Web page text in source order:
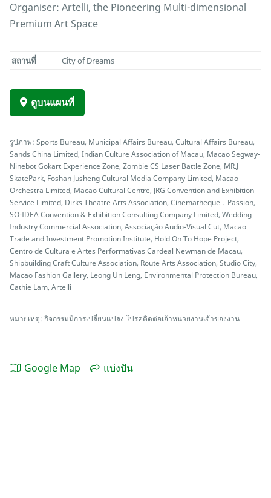
Organiser: Artelli, the Pioneering Multi-dimensional
Premium Art Space
สถานที่ City of Dreams
ดูบนแผนที่
รูปภาพ: Sports Bureau, Municipal Affairs Bureau, Cultural Affairs Bureau,
Sands China Limited, Indian Culture Association of Macau, Macao Segway-
Ninebot Gokart Experience Zone, Zombie CS Laser Battle Zone, MR.J
SkatePark, Foshan Jusheng Cultural Media Company Limited, Macao
Orchestra Limited, Macao Cultural Centre, JRG Convention and Exhibition
Service Limited, Dirks Theatre Arts Association, Cinematheque．Passion,
SO-IDEA Convention & Exhibition Consulting Company Limited, Wedding
Industry Commercial Association, Associação Audio-Visual Cut, Macao
Trade and Investment Promotion Institute, Hold On To Hope Project,
Centro de Cultura e Artes Performativas Cardeal Newman de Macau,
Shipbuilding Craft Culture Association, Route Arts Association, Studio City,
Macao Fashion Gallery, Leong Un Leng, Environmental Protection Bureau,
Cathie Lam, Artelli
หมายเหตุ: กิจกรรมมีการเปลี่ยนแปลง โปรคติดต่อเจ้าหน่วยงานเจ้าของงาน
Google Map แบ่งปัน